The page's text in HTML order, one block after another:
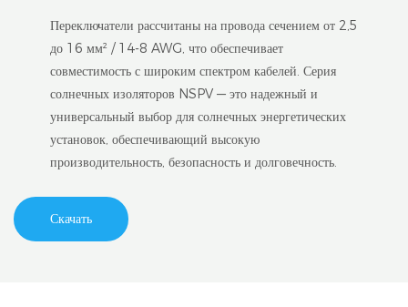
Переключатели рассчитаны на провода сечением от 2,5
до 16 мм² / 14-8 AWG, что обеспечивает
совместимость с широким спектром кабелей. Серия
солнечных изоляторов NSPV — это надежный и
универсальный выбор для солнечных энергетических
установок, обеспечивающий высокую
производительность, безопасность и долговечность.
Скачать